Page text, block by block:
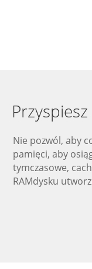
Nie pozwól, aby
pamięci, aby
tymczasowe,
RAMdysku